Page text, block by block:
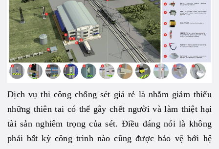
Dịch vụ thi công chống sét giá rẻ là nhằm giảm thiểu
những thiên tai có thể gây chết người và làm thiệt hại
tài sản nghiêm trọng của sét. Điều đáng nói là không
phải bất kỳ công trình nào cũng được bảo vệ bởi hệ